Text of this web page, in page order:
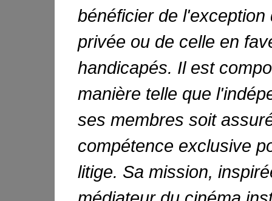
bénéficier de l'exception
privée ou de celle en
handicapés. Il est
manière telle que
ses membres soit
compétence exclusive
litige. Sa mission,